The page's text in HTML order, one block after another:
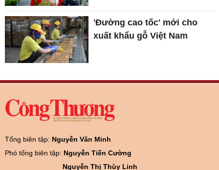
'Đường cao tốc' mới cho
xuất khẩu gỗ Việt Nam
Tổng biên tập: Nguyễn Văn Minh
Phó tổng biên tập: Nguyễn Tiến Cường
Nguyễn Thị Thùy Linh